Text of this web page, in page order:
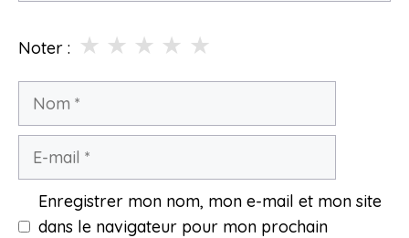
Noter : ★
★
★
★
★
Nom
Enregistrer mon nom, mon e-mail et mon site
dans le navigateur pour mon prochain